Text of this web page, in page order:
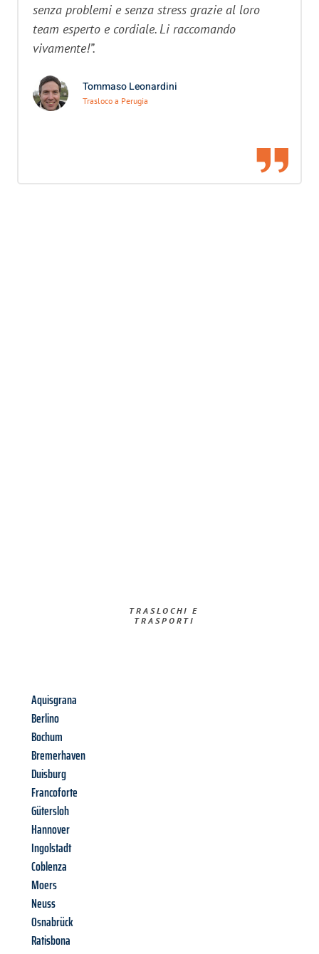
senza problemi e senza stress grazie al loro
team esperto e cordiale. Li raccomando
vivamente!”.
Tommaso Leonardini
Trasloco a Perugia
TRASLOCHI E
TRASPORTI​
Aquisgrana
Berlino
Bochum
Bremerhaven
Duisburg
Francoforte
Gütersloh
Hannover
Ingolstadt
Coblenza
Moers
Neuss
Osnabrück
Ratisbona